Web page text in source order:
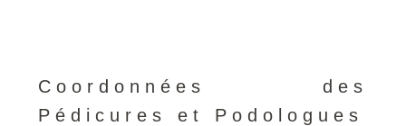
Coordonnées des
Pédicures et Podologues